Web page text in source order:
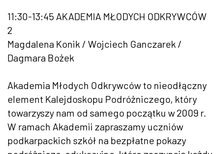
11:30-13:45 AKADEMIA MŁODYCH ODKRYWCÓW
2
Magdalena Konik / Wojciech Ganczarek /
Dagmara Bożek
Akademia Młodych Odkrywców to nieodłączny
element Kalejdoskopu Podróżniczego, który
towarzyszy nam od samego początku w 2009 r.
W ramach Akademii zapraszamy uczniów
podkarpackich szkół na bezpłatne pokazy